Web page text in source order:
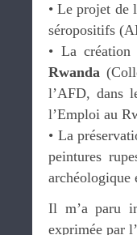
•⁠ ⁠Le projet de
séropositifs
•⁠ ⁠La création
Rwanda
l’AFD, dans
l’Emploi au
•⁠ ⁠La
peintures
archéologique
Il m’a paru
exprimée par